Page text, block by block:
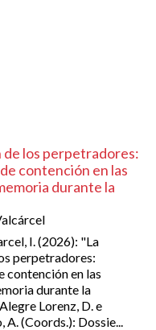
de los perpetradores:
contención en las
durante la
I. (2026): "La
perpetradores:
contención en las
durante la
Lorenz, D. e
(Coords.): Dossie...